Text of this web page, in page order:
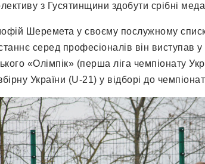
з Гусятинщини здобути срібні
Шеремета у своєму послужному
серед професіоналів він виступав
«Олімпік» (перша ліга чемпіонату
України (U-21) у відборі до